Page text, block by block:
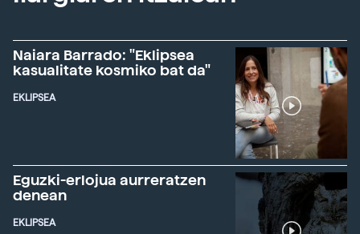
Naiara Barrado: "Eklipsea
kasualitate kosmiko bat da"
EKLIPSEA
Eguzki-erlojua aurreratzen
denean
EKLIPSEA